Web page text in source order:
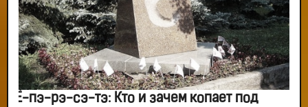
Ё-пэ-рэ-сэ-тэ: Кто и зачем копает под